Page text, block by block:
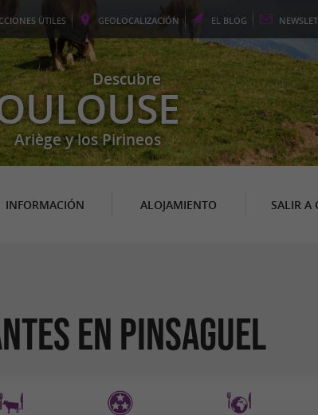
ÚTILES GEOLOCALIZACIÓN EL BLOG
Descubre
Ariège y los Pirineos
INFORMACIÓN ALOJAMIENTO SALIR A
en Pinsaguel